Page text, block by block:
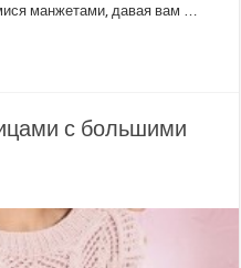
манжетами, давая вам …
с большими